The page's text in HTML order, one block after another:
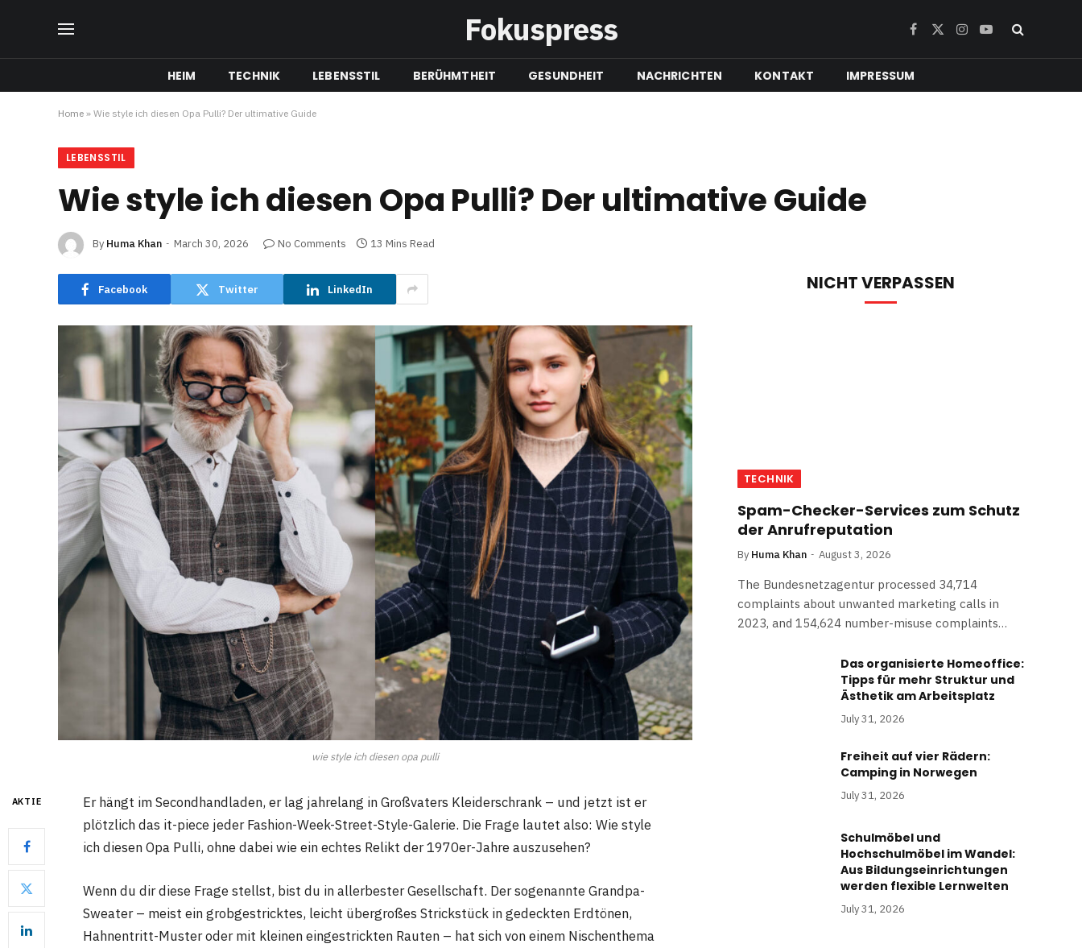
Fokuspress Facebook
X
Instagram
YouTube
HEIM TECHNIK LEBENSSTIL BERÜHMTHEIT GESUNDHEIT NACHRICHTEN KONTAKT IMPRESSUM
Home » Wie style ich diesen Opa Pulli? Der ultimative Guide
LEBENSSTIL
Wie style ich diesen Opa Pulli? Der ultimative Guide
By Huma Khan March 30, 2026 No Comments 13 Mins Read
Facebook Twitter LinkedIn
wie style ich diesen opa pulli
AKTIE
Er hängt im Secondhandladen, er lag jahrelang in Großvaters Kleiderschrank – und jetzt ist er
plötzlich das it-piece jeder Fashion-Week-Street-Style-Galerie. Die Frage lautet also: Wie style
ich diesen Opa Pulli, ohne dabei wie ein echtes Relikt der 1970er-Jahre auszusehen?
Wenn du dir diese Frage stellst, bist du in allerbester Gesellschaft. Der sogenannte Grandpa-
Sweater – meist ein grobgestricktes, leicht übergroßes Strickstück in gedeckten Erdtönen,
Hahnentritt-Muster oder mit kleinen eingestrickten Rauten – hat sich von einem Nischenthema
NICHT VERPASSEN
TECHNIK
Spam-Checker-Services zum Schutz
der Anrufreputation
By Huma Khan August 3, 2026
The Bundesnetzagentur processed 34,714
complaints about unwanted marketing calls in
2023, and 154,624 number-misuse complaints…
Das organisierte Homeoffice:
Tipps für mehr Struktur und
Ästhetik am Arbeitsplatz
July 31, 2026
Freiheit auf vier Rädern:
Camping in Norwegen
July 31, 2026
Schulmöbel und
Hochschulmöbel im Wandel:
Aus Bildungseinrichtungen
werden flexible Lernwelten
July 31, 2026